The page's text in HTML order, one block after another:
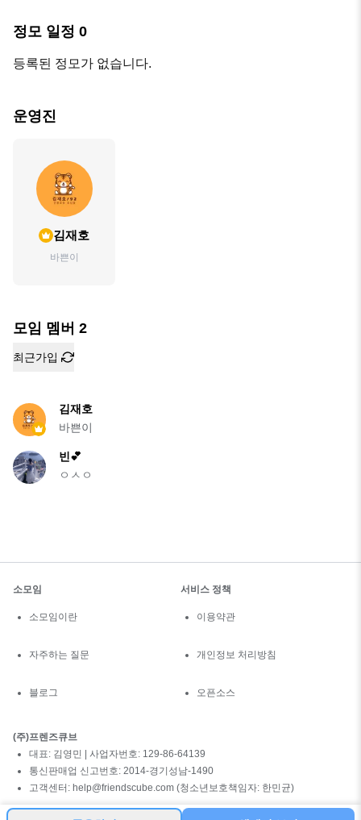
정모 일정 0
등록된 정모가 없습니다.
운영진
김재호
바쁜이
모임 멤버 2
최근가입
김재호
바쁜이
빈💕
ㅇㅅㅇ
소모임
소모임이란
자주하는 질문
블로그
서비스 정책
이용약관
개인정보 처리방침
오픈소스
(주)프렌즈큐브
대표: 김영민 | 사업자번호: 129-86-64139
통신판매업 신고번호: 2014-경기성남-1490
고객센터: help@friendscube.com (청소년보호책임자: 한민균)